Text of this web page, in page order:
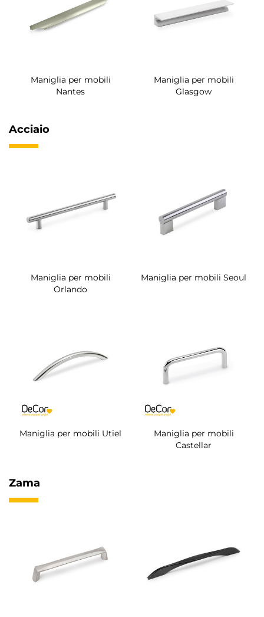
Maniglia per mobili
Nantes
Maniglia per mobili
Glasgow
Acciaio
Maniglia per mobili
Orlando
Maniglia per mobili Seoul
Maniglia per mobili Utiel
Maniglia per mobili
Castellar
Zama